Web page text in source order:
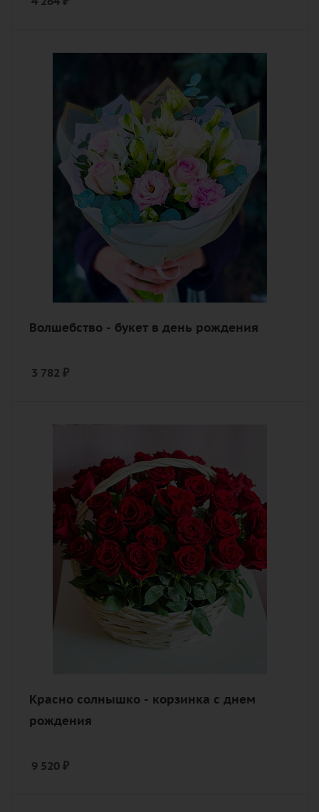
белый, разноцветный, розовый
альстромерия, гвоздика (диантус),
роза, эустома (лизиантус), зелень,
лента, дизайнерская упаковка
Волшебство - букет в день рождения
3 782 ₽
Количество
алый, бордовый, красный, чайный
Описание
роза, оазис, корзина
Красно солнышко - корзинка с днем
рождения
9 520 ₽